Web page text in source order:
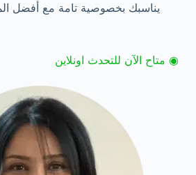
يناسبك بخصوصية تامة مع أفضل
◉ متاح الآن للتحدث اونلاين